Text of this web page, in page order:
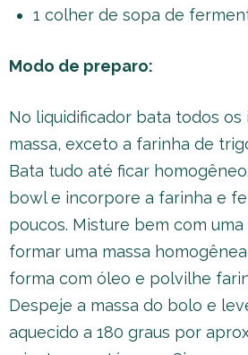
1 colher de sopa de
Modo de preparo:
No liquidificador bata todos os
massa, exceto a farinha de
Bata tudo até ficar
bowl e incorpore a farinha e
poucos. Misture bem com
formar uma massa
forma com óleo e polvilhe
Despeje a massa do bolo e
aquecido a 180 graus por